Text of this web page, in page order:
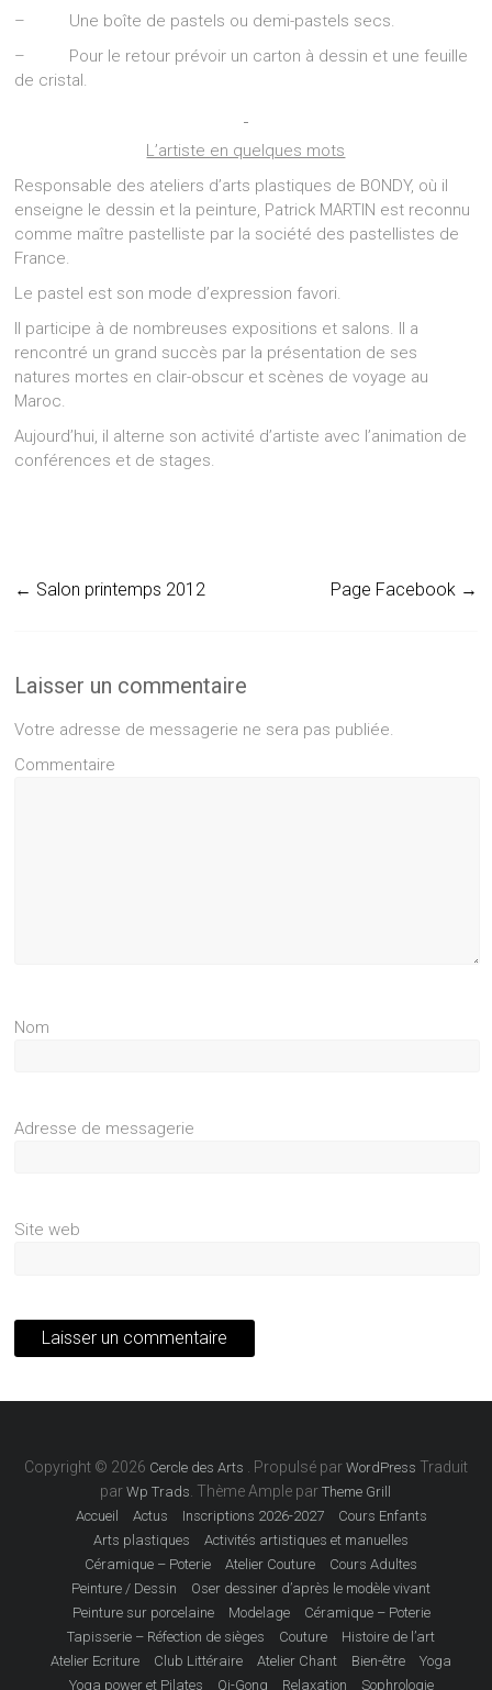
– Une boîte de pastels ou demi-pastels secs.
– Pour le retour prévoir un carton à dessin et une feuille
de cristal.
L’artiste en quelques mots
Responsable des ateliers d’arts plastiques de BONDY, où il
enseigne le dessin et la peinture, Patrick MARTIN est reconnu
comme maître pastelliste par la société des pastellistes de
France.
Le pastel est son mode d’expression favori.
Il participe à de nombreuses expositions et salons. Il a
rencontré un grand succès par la présentation de ses
natures mortes en clair-obscur et scènes de voyage au
Maroc.
Aujourd’hui, il alterne son activité d’artiste avec l’animation de
conférences et de stages.
← Salon printemps 2012 Page Facebook →
Laisser un commentaire
Votre adresse de messagerie ne sera pas publiée.
Commentaire
Nom
Adresse de messagerie
Site web
Copyright © 2026 Cercle des Arts . Propulsé par WordPress Traduit
parWp Trads . Thème Ample parTheme Grill
Accueil
Actus Inscriptions 2026-2027
Cours Enfants
Arts plastiques
Activités artistiques et manuelles
Céramique – Poterie
Atelier Couture
Cours Adultes
Peinture / Dessin
Oser dessiner d’après le modèle vivant
Peinture sur porcelaine
Modelage
Céramique – Poterie
Tapisserie – Réfection de sièges
Couture
Histoire de l’art
Atelier Ecriture
Club Littéraire Atelier Chant Bien-être
Yoga
Yoga power et Pilates
Qi-Gong Relaxation Sophrologie